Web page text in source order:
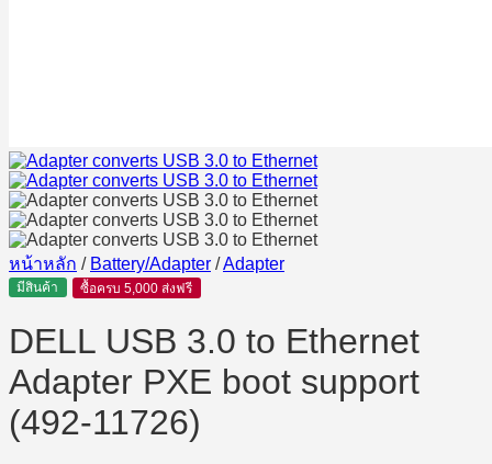
หน้าหลัก / Battery/Adapter /Adapter
มีสินค้า ซื้อครบ 5,000 ส่งฟรี
DELL USB 3.0 to Ethernet
Adapter PXE boot support
(492-11726)